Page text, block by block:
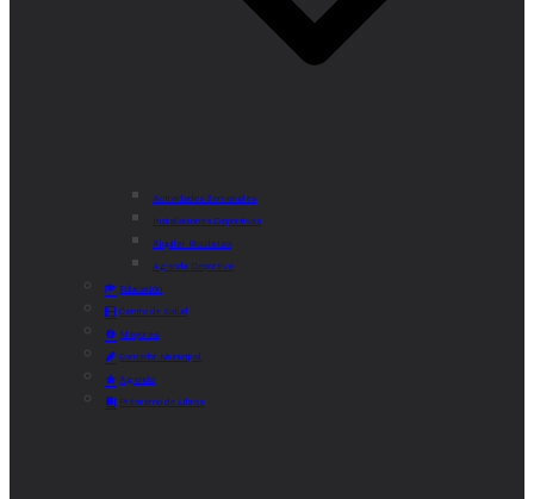
Actividades Semanales
Instalaciones Deportivas
Alquiler Bicicletas
Agenda Deportiva
Educación
Centro de Salud
Mayores
Comedor Municipal
Agenda
Préstamo de Libros